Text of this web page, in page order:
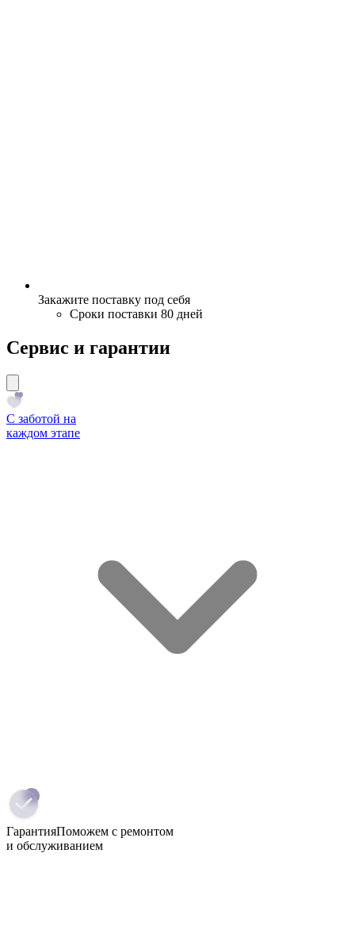
Закажите поставку под себя
Сроки поставки 80 дней
Сервис и гарантии
С заботой на
каждом этапе
ГарантияПоможем с ремонтом
и обслуживанием